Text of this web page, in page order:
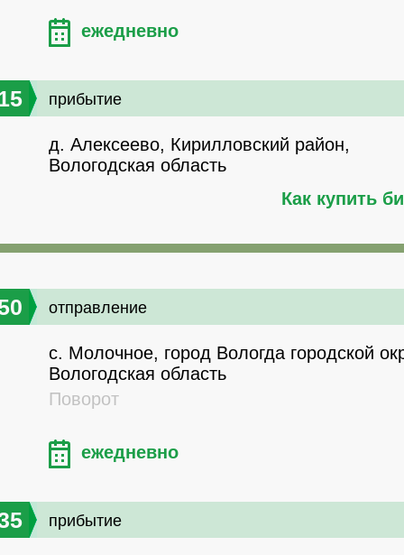
ежедневно
прибытие
д. Алексеево, Кирилловский район,
Вологодская область
Как купить
отправление
с. Молочное, город Вологда городской
Вологодская область
Поворот
ежедневно
прибытие